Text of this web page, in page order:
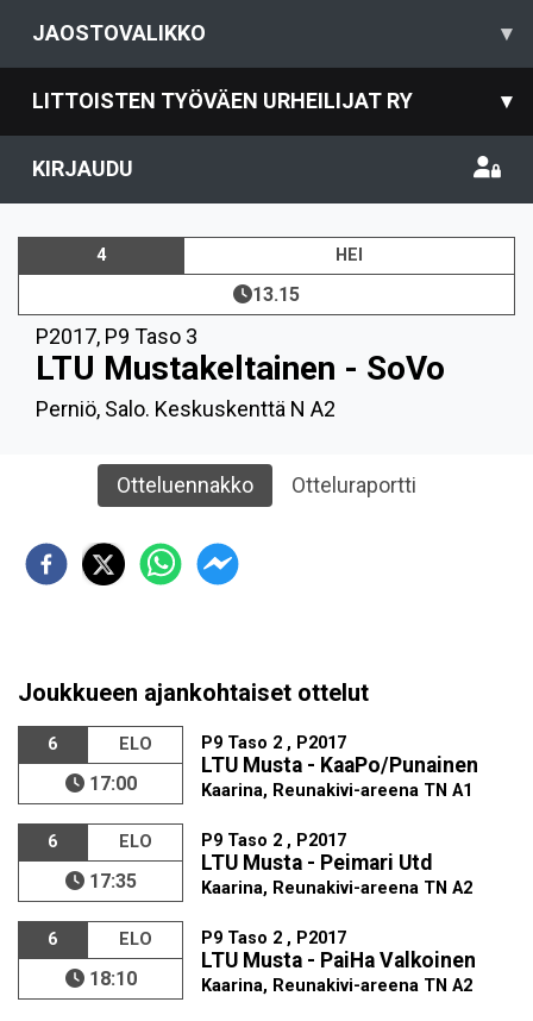
JAOSTOVALIKKO ▾
LITTOISTEN TYÖVÄEN URHEILIJAT RY ▾
KIRJAUDU
4 HEI
13.15
P2017, P9 Taso 3
LTU Mustakeltainen - SoVo
Perniö, Salo. Keskuskenttä N A2
Otteluennakko Otteluraportti
Joukkueen ajankohtaiset ottelut
6 ELO
17:00
P9 Taso 2 , P2017
LTU Musta - KaaPo/Punainen
Kaarina, Reunakivi-areena TN A1
6 ELO
17:35
P9 Taso 2 , P2017
LTU Musta - Peimari Utd
Kaarina, Reunakivi-areena TN A2
6 ELO
18:10
P9 Taso 2 , P2017
LTU Musta - PaiHa Valkoinen
Kaarina, Reunakivi-areena TN A2